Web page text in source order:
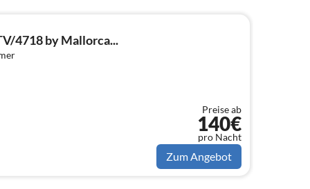
4718 by Mallorca...
Preise ab
140€
pro Nacht
Zum Angebot